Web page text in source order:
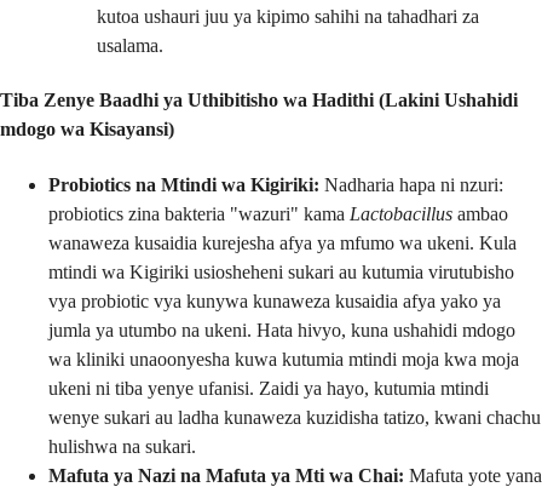
kutoa ushauri juu ya kipimo sahihi na tahadhari za
usalama.
Tiba Zenye Baadhi ya Uthibitisho wa Hadithi (Lakini Ushahidi
mdogo wa Kisayansi)
Probiotics na Mtindi wa Kigiriki: Nadharia hapa ni nzuri:
probiotics zina bakteria "wazuri" kama Lactobacillus ambao
wanaweza kusaidia kurejesha afya ya mfumo wa ukeni. Kula
mtindi wa Kigiriki usiosheheni sukari au kutumia virutubisho
vya probiotic vya kunywa kunaweza kusaidia afya yako ya
jumla ya utumbo na ukeni. Hata hivyo, kuna ushahidi mdogo
wa kliniki unaoonyesha kuwa kutumia mtindi moja kwa moja
ukeni ni tiba yenye ufanisi. Zaidi ya hayo, kutumia mtindi
wenye sukari au ladha kunaweza kuzidisha tatizo, kwani chachu
hulishwa na sukari.
Mafuta ya Nazi na Mafuta ya Mti wa Chai: Mafuta yote yana